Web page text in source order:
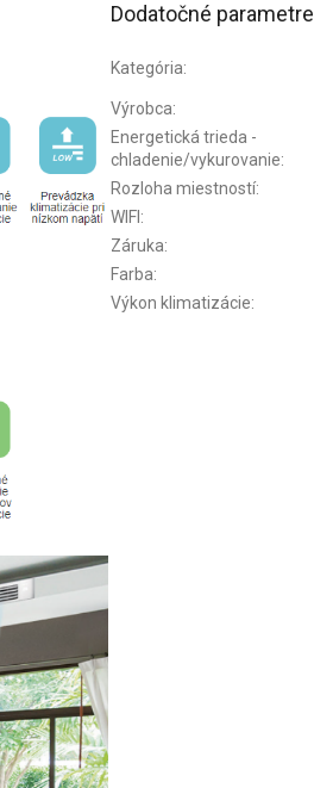
Dodatočné parametre
Kategória:
Výrobca:
Energetická trieda -
chladenie/vykurovanie:
Rozloha miestností:
WIFI :
Záruka:
Farba:
Výkon klimatizácie: